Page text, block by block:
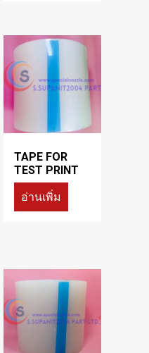
TAPE FOR
TEST PRINT
อ่านเพิ่ม